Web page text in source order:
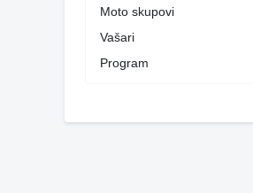
Moto skupovi
Vašari
Program